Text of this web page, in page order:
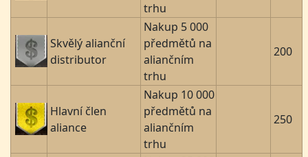
trhu
Skvělý alianční
distributor
Nakup 5 000
předmětů na
aliančním
trhu
200
Hlavní člen
aliance
Nakup 10 000
předmětů na
aliančním
trhu
250